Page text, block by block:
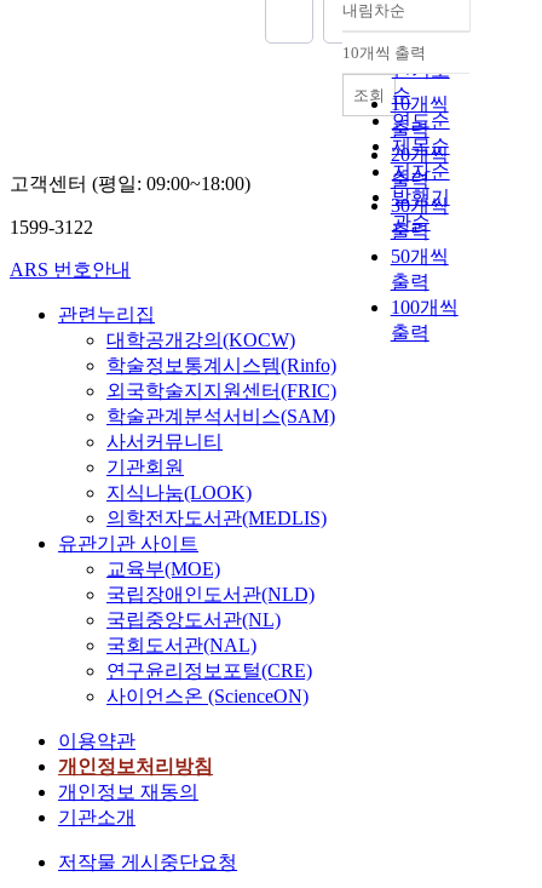
정확도
순
인기도
순
연도순
제목순
저자순
발행기
관순
내림차순
내림차순
10개씩 출력
10개씩
출력
20개씩
출력
30개씩
출력
50개씩
출력
100개씩
출력
조회
고객센터 (평일: 09:00~18:00)
1599-3122
ARS 번호안내
관련누리집
대학공개강의(KOCW)
학술정보통계시스템(Rinfo)
외국학술지지원센터(FRIC)
학술관계분석서비스(SAM)
사서커뮤니티
기관회원
지식나눔(LOOK)
의학전자도서관(MEDLIS)
유관기관 사이트
교육부(MOE)
국립장애인도서관(NLD)
국립중앙도서관(NL)
국회도서관(NAL)
연구윤리정보포털(CRE)
사이언스온 (ScienceON)
이용약관
개인정보처리방침
개인정보 재동의
기관소개
저작물 게시중단요청